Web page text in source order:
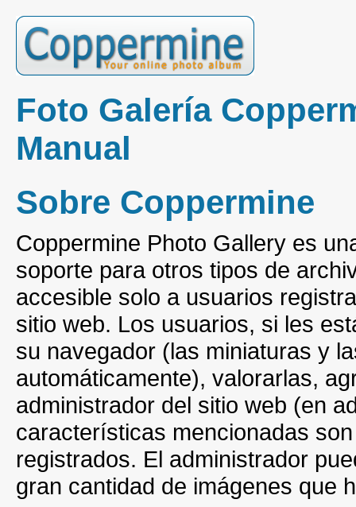
Foto Galería
Manual
Sobre Coppermine
Coppermine Photo Gallery es
soporte para otros tipos de
accesible solo a usuarios
sitio web. Los usuarios, si les
su navegador (las miniaturas y
automáticamente), valorarlas,
administrador del sitio web (en
características mencionadas
registrados. El administrador
gran cantidad de imágenes que